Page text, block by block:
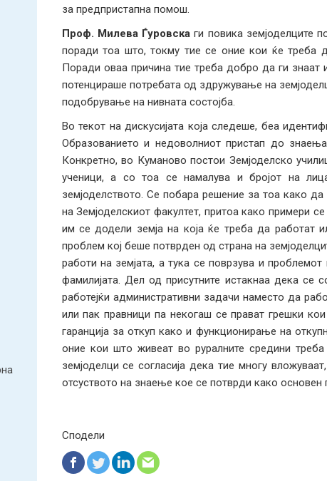
за предпристапна помош.
Проф. Милева Ѓуровска ги повика земјоделците
поради тоа што, токму тие се оние кои ќе треба
Поради оваа причина тие треба добро да ги знаат
потенцираше потребата од здружување на
подобрување на нивната состојба.
Во текот на дискусијата која следеше, беа
Образованието и недоволниот пристап до
Конкретно, во Куманово постои Земјоделско
ученици, а со тоа се намалува и бројот на
земјоделството. Се побара решение за тоа како
на Земјоделскиот факултет, притоа како примери
им се додели земја на која ќе треба да работат
проблем кој беше потврден од страна на
работи на земјата, а тука се поврзува и
фамилијата. Дел од присутните истакнаа дека се
работејќи административни задачи наместо да
или пак правници па некогаш се прават грешки
гаранција за откуп како и функционирање на
оние кои што живеат во руралните средини
земјоделци се согласија дека тие многу
отсуството на знаење кое се потврди како
Сподели